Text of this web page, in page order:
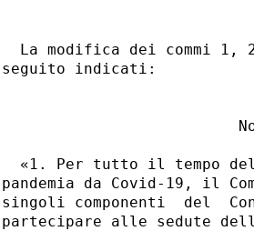
La modifica dei commi 1,
seguito indicati:
«1. Per tutto il tempo
pandemia da Covid-19, il
singoli componenti  del
partecipare alle sedute